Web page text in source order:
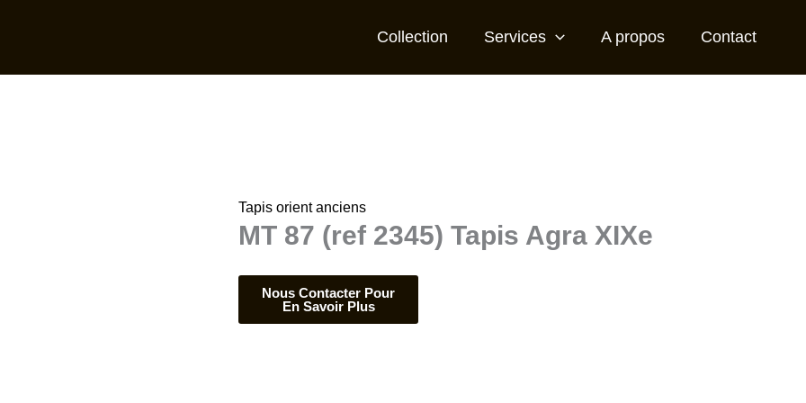
Collection Services A propos Contact
Tapis orient anciens
MT 87 (ref 2345) Tapis Agra XIXe